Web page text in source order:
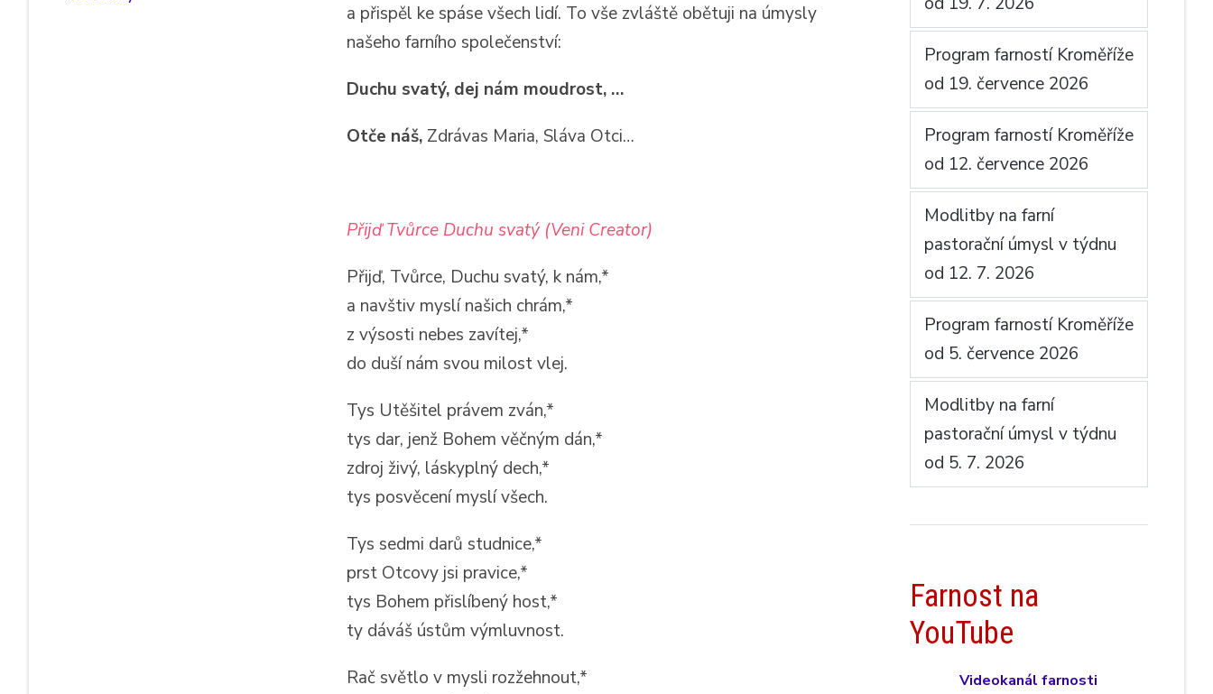
a přispěl ke spáse všech lidí. To vše zvláště obětuji na úmysly
našeho farního společenství:
Duchu svatý, dej nám moudrost, …
Otče náš, Zdrávas Maria, Sláva Otci…
Přijď Tvůrce Duchu svatý (Veni Creator)
Přijď, Tvůrce, Duchu svatý, k nám,*
a navštiv myslí našich chrám,*
z výsosti nebes zavítej,*
do duší nám svou milost vlej.
Tys Utěšitel právem zván,*
tys dar, jenž Bohem věčným dán,*
zdroj živý, láskyplný dech,*
tys posvěcení myslí všech.
Tys sedmi darů studnice,*
prst Otcovy jsi pravice,*
tys Bohem přislíbený host,*
ty dáváš ústům výmluvnost.
Rač světlo v mysli rozžehnout,*
Program farností Kroměříže
od 19. července 2026
Program farností Kroměříže
od 12. července 2026
Modlitby na farní
pastorační úmysl v týdnu
od 12. 7. 2026
Program farností Kroměříže
od 5. července 2026
Modlitby na farní
pastorační úmysl v týdnu
od 5. 7. 2026
Farnost na
YouTube
Videokanál farnosti